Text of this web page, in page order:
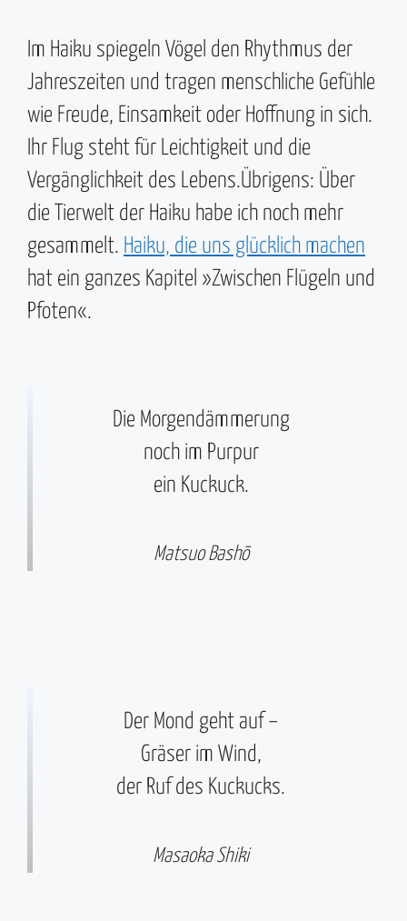
Im Haiku spiegeln Vögel den Rhythmus der
Jahreszeiten und tragen menschliche Gefühle
wie Freude, Einsamkeit oder Hoffnung in sich.
Ihr Flug steht für Leichtigkeit und die
Vergänglichkeit des Lebens.Übrigens: Über
die Tierwelt der Haiku habe ich noch mehr
gesammelt. Haiku, die uns glücklich machen
hat ein ganzes Kapitel »Zwischen Flügeln und
Pfoten«.
Die Morgendämmerung
noch im Purpur
ein Kuckuck.
Matsuo Bashō
Der Mond geht auf –
Gräser im Wind,
der Ruf des Kuckucks.
Masaoka Shiki